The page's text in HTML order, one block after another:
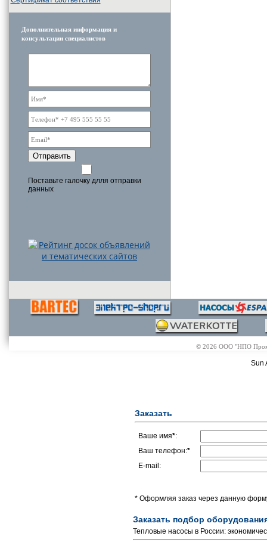
Дополнительная информация и
консультации специалистов
Отправить
Поставьте галочку длля отправки
данных
© 2026 ООО "НПО
Sun
Заказать
Ваше имя*:
Ваш телефон:*
E-mail:
* Оформляя заказ через данную
Заказать подбор
Тепловые насосы в России: